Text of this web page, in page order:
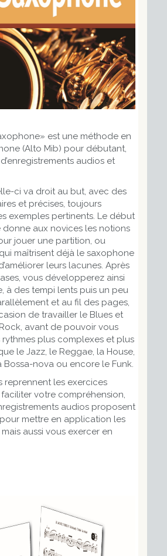
est une méthode en
(Alto Mib) pour débutant,
audios et
ci va droit au but, avec des
et précises, toujours
exemples pertinents. Le début
aux novices les notions
jouer une partition, ou
maîtrisent déjà le saxophone
leurs lacunes. Après
vous développerez ainsi
à des tempi lents puis un peu
et au fil des pages,
de travailler le Blues et
avant de pouvoir vous
rythmes plus complexes et plus
le Jazz, le Reggae, la House,
Bossa-nova ou encore le Funk.
reprennent les exercices
votre compréhension,
audios proposent
mettre en application les
aussi vous exercer en